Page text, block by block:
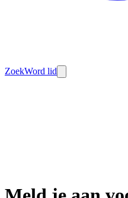
ZoekWord lid